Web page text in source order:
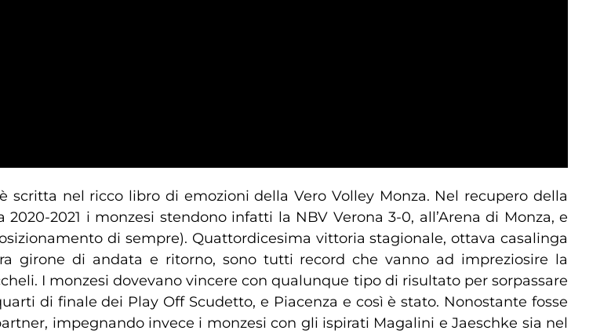
scritta nel ricco libro di emozioni della Vero Volley Monza. Nel recupero della
2021 i monzesi stendono infatti la NBV Verona 3-0, all’Arena di Monza, e
di sempre). Quattordicesima vittoria stagionale, ottava casalinga
girone di andata e ritorno, sono tutti record che vanno ad impreziosire la
I monzesi dovevano vincere con qualunque tipo di risultato per sorpassare
di finale dei Play Off Scudetto, e Piacenza e così è stato. Nonostante fosse
impegnando invece i monzesi con gli ispirati Magalini e Jaeschke sia nel